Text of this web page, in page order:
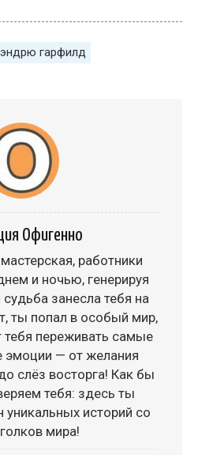
эндрю гарфилд
Офигенно
работники
и ночью, генерируя
занесла тебя на
ты попал в особый мир,
тебя переживать самые
эмоции — от желания
слёз восторга! Как бы
тебя: здесь ты
историй со
мира!